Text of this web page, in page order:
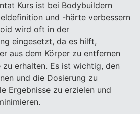
Kurs ist bei Bodybuildern
und -härte verbessern
wird oft in der
eingesetzt, da es hilft,
aus dem Körper zu entfernen
zu erhalten. Es ist wichtig, den
und die Dosierung zu
Ergebnisse zu erzielen und